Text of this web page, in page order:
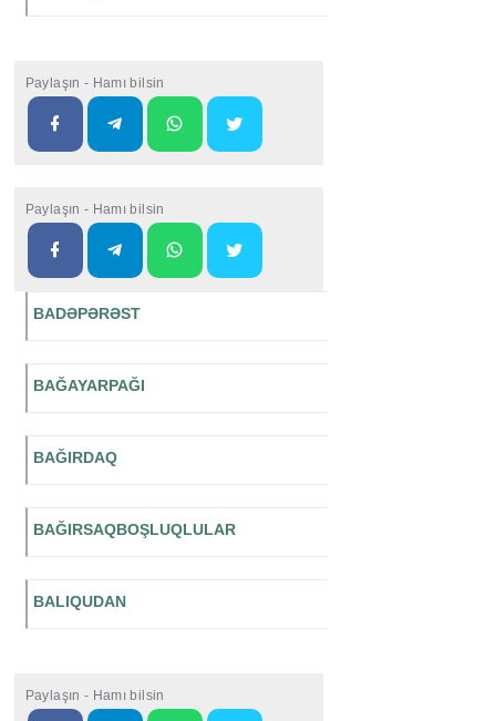
Paylaşın - Hamı bilsin
Paylaşın - Hamı bilsin
BADƏPƏRƏST
BAĞAYARPAĞI
BAĞIRDAQ
BAĞIRSAQBOŞLUQLULAR
BALIQUDAN
Paylaşın - Hamı bilsin